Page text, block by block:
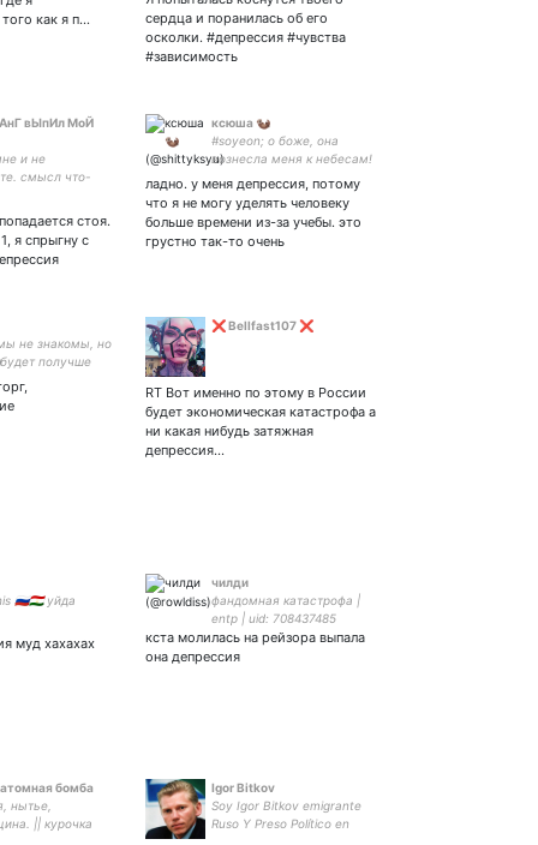
как я п…
сердца и поранилась об его
осколки. #депрессия #чувства
#зависимость
вЫпИл МоЙ
и не
смысл что-
стоя.
я спрыгну с
ксюша 🦦
#soyeon; о боже, она
вознесла меня к небесам!
группы, много плачу и
вообще софт дебил
ладно. у меня депрессия, потому
что я не могу уделять человеку
больше времени из-за учебы. это
грустно так-то очень
не знакомы, но
получше
❌ Bellfast107 ❌
RT Вот именно по этому в России
будет экономическая катастрофа а
ни какая нибудь затяжная
депрессия…
🇷🇺🇹🇯 уйда
муд хахахах
чилди
фандомная катастрофа |
entp | uid: 708437485
кста молилась на рейзора выпала
она депрессия
бомба
нытье,
|| курочка
Igor Bitkov
Soy Igor Bitkov emigrante
Ruso Y Preso Político en